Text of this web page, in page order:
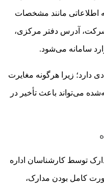
اطلاعاتی مانند مشخصات
آدرس دفتر مرکزی،
سامانه می‌شود.
دارد؛ زیرا هرگونه مغایرت
می‌تواند باعث تأخیر در
توسط کارشناسان اداره
کامل بودن مدارک،